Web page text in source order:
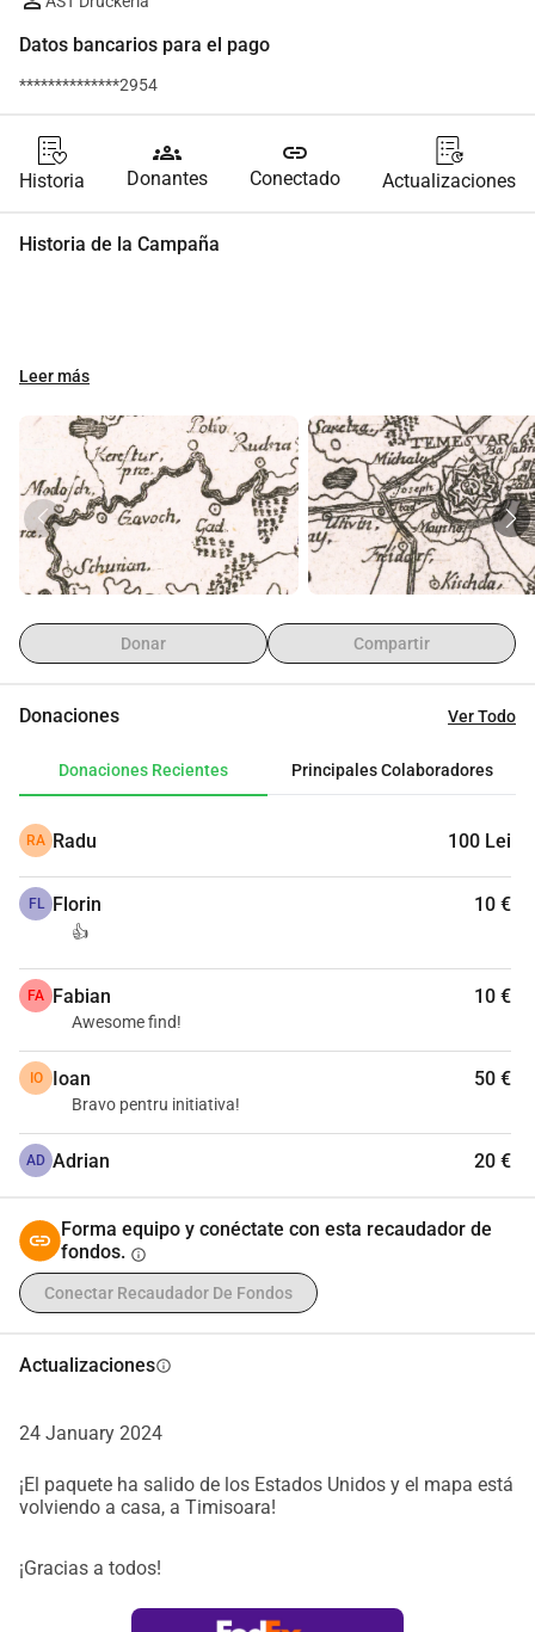
Datos bancarios para el pago
**************2954
Historia
groups
Donantes
link
Conectado Actualizaciones
Historia de la Campaña
Leer más
Donar Compartir
Donaciones Ver Todo
Donaciones Recientes Principales Colaboradores
RA Radu 100 Lei
FL Florin 10 €
👍
FA Fabian 10 €
Awesome find!
IO Ioan 50 €
Bravo pentru initiativa!
AD Adrian 20 €
Forma equipo y conéctate con esta recaudador de
fondos. info
Conectar Recaudador De Fondos
Actualizacionesinfo
24 January 2024
¡El paquete ha salido de los Estados Unidos y el mapa está
volviendo a casa, a Timisoara!
¡Gracias a todos!